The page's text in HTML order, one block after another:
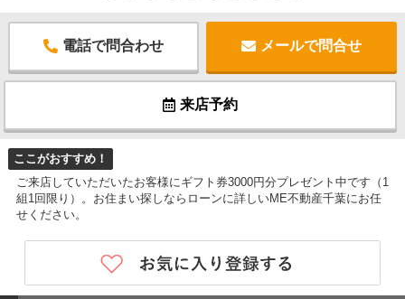
電話で問合わせ メールで問合せ
来店予約
ここがおすすめ！
ご来店していただいたお客様にギフト券3000円分プレゼント中です（1
組1回限り）。お住まい探しならローンに詳しいME不動産千葉にお任
せください。